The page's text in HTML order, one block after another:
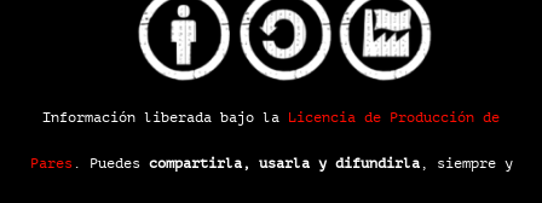
Información liberada bajo la Licencia de Producción de
Pares. Puedes compartirla, usarla y difundirla, siempre y